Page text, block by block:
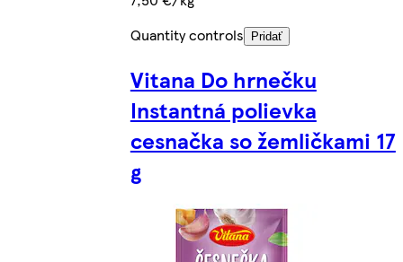
Quantity controls
Pridať
Vitana Do hrnečku
Instantná polievka
cesnačka so žemličkami 17
g